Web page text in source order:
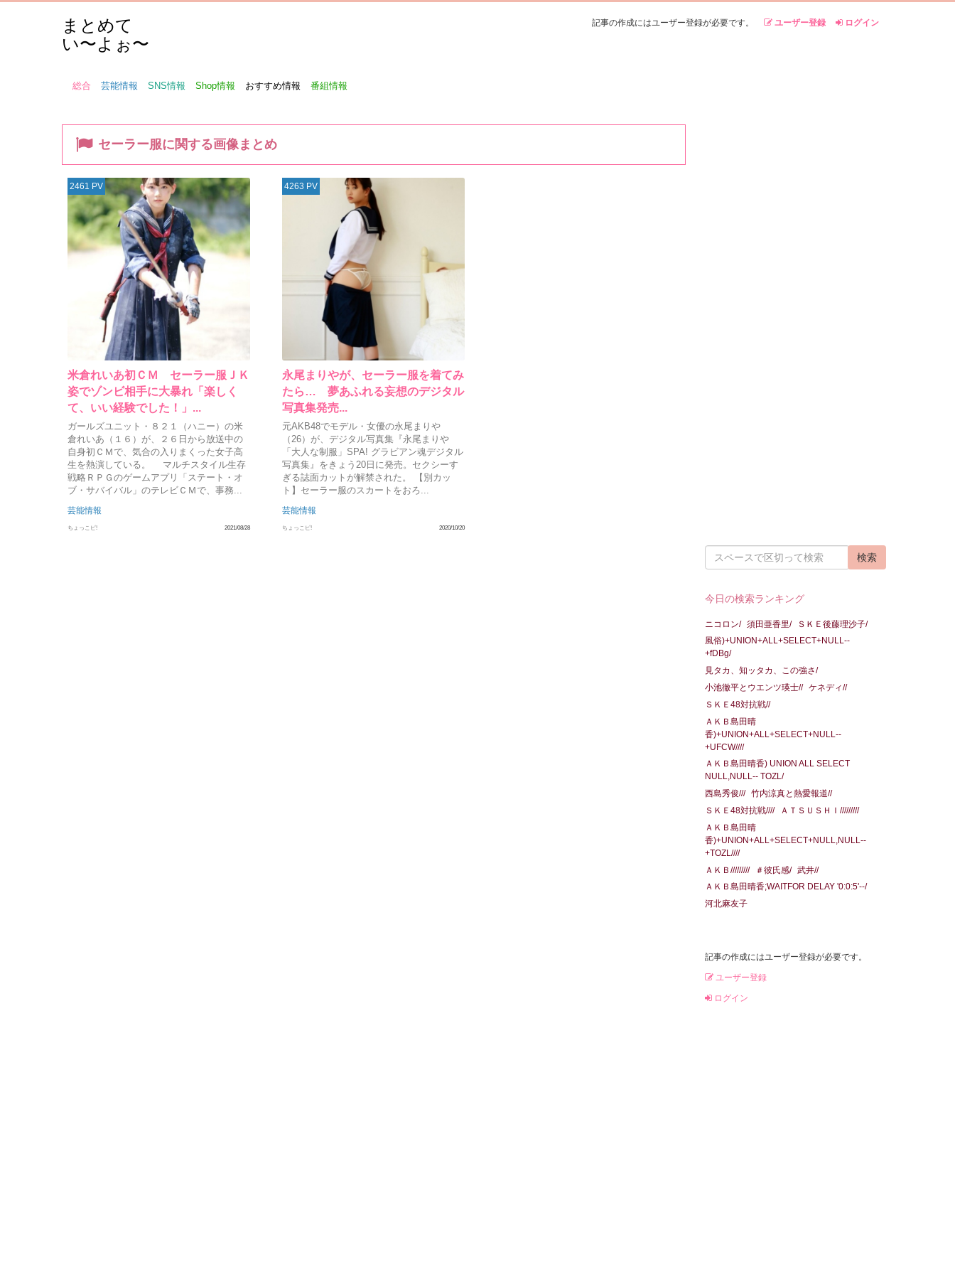
まとめて
い〜よぉ〜
記事の作成にはユーザー登録が必要です。 ユーザー登録 ログイン
総合 芸能情報 SNS情報 Shop情報 おすすめ情報 番組情報
セーラー服に関する画像まとめ
2461 PV
米倉れいあ初ＣＭ セーラー服ＪＫ
姿でゾンビ相手に大暴れ「楽しく
て、いい経験でした！」...
ガールズユニット・８２１（ハニー）の米
倉れいあ（１６）が、２６日から放送中の
自身初ＣＭで、気合の入りまくった女子高
生を熱演している。 マルチスタイル生存
戦略ＲＰＧのゲームアプリ「ステート・オ
ブ・サバイバル」のテレビＣＭで、事務...
芸能情報
ちょっこピ! 2021/08/28
4263 PV
永尾まりやが、セーラー服を着てみ
たら… 夢あふれる妄想のデジタル
写真集発売...
元AKB48でモデル・女優の永尾まりや
（26）が、デジタル写真集『永尾まりや
「大人な制服」SPA! グラビアン魂デジタル
写真集』をきょう20日に発売。セクシーす
ぎる誌面カットが解禁された。 【別カッ
ト】セーラー服のスカートをおろ...
芸能情報
ちょっこピ! 2020/10/20
今日の検索ランキング
ニコロン/ 須田亜香里/
ＳＫＥ後藤理沙子/
風俗)+UNION+ALL+SELECT+NULL--
+fDBg/
見タカ、知ッタカ、この強さ/
小池徹平とウエンツ瑛士//
ケネディ//
ＳＫＥ48対抗戦//
ＡＫＢ島田晴
香)+UNION+ALL+SELECT+NULL--
+UFCW////
ＡＫＢ島田晴香) UNION ALL SELECT
NULL,NULL-- TOZL/
西島秀俊///
竹内涼真と熱愛報道//
ＳＫＥ48対抗戦////
ＡＴＳＵＳＨＩ/////////
ＡＫＢ島田晴
香)+UNION+ALL+SELECT+NULL,NULL--
+TOZL////
ＡＫＢ/////////
＃彼氏感/
武井//
ＡＫＢ島田晴香;WAITFOR DELAY '0:0:5'--/
河北麻友子
記事の作成にはユーザー登録が必要です。
ユーザー登録
ログイン